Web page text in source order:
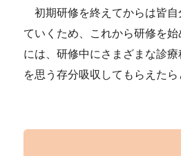
初期研修を終えてからは皆自
ていくため、これから研修を
には、研修中にさまざまな診
を思う存分吸収してもらえたら